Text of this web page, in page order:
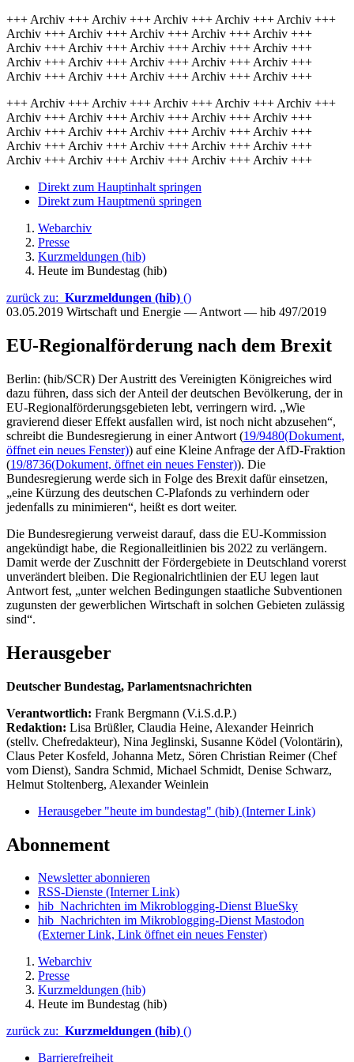
+++ Archiv +++ Archiv +++ Archiv +++ Archiv +++ Archiv +++
Archiv +++ Archiv +++ Archiv +++ Archiv +++ Archiv +++
Archiv +++ Archiv +++ Archiv +++ Archiv +++ Archiv +++
Archiv +++ Archiv +++ Archiv +++ Archiv +++ Archiv +++
Archiv +++ Archiv +++ Archiv +++ Archiv +++ Archiv +++
+++ Archiv +++ Archiv +++ Archiv +++ Archiv +++ Archiv +++
Archiv +++ Archiv +++ Archiv +++ Archiv +++ Archiv +++
Archiv +++ Archiv +++ Archiv +++ Archiv +++ Archiv +++
Archiv +++ Archiv +++ Archiv +++ Archiv +++ Archiv +++
Archiv +++ Archiv +++ Archiv +++ Archiv +++ Archiv +++
Direkt zum Hauptinhalt springen
Direkt zum Hauptmenü springen
Webarchiv
Presse
Kurzmeldungen (hib)
Heute im Bundestag (hib)
zurück zu: Kurzmeldungen (hib) ()
03.05.2019 Wirtschaft und Energie — Antwort — hib 497/2019
EU-Regionalförderung nach dem Brexit
Berlin: (hib/SCR) Der Austritt des Vereinigten Königreiches wird
dazu führen, dass sich der Anteil der deutschen Bevölkerung, der in
EU-Regionalförderungsgebieten lebt, verringern wird. „Wie
gravierend dieser Effekt ausfallen wird, ist noch nicht abzusehen“,
schreibt die Bundesregierung in einer Antwort (19/9480(Dokument,
öffnet ein neues Fenster)) auf eine Kleine Anfrage der AfD-Fraktion
(19/8736(Dokument, öffnet ein neues Fenster)). Die
Bundesregierung werde sich in Folge des Brexit dafür einsetzen,
„eine Kürzung des deutschen C-Plafonds zu verhindern oder
jedenfalls zu minimieren“, heißt es dort weiter.
Die Bundesregierung verweist darauf, dass die EU-Kommission
angekündigt habe, die Regionalleitlinien bis 2022 zu verlängern.
Damit werde der Zuschnitt der Fördergebiete in Deutschland vorerst
unverändert bleiben. Die Regionalrichtlinien der EU legen laut
Antwort fest, „unter welchen Bedingungen staatliche Subventionen
zugunsten der gewerblichen Wirtschaft in solchen Gebieten zulässig
sind“.
Herausgeber
Deutscher Bundestag, Parlamentsnachrichten
Verantwortlich: Frank Bergmann (V.i.S.d.P.)
Redaktion: Lisa Brüßler, Claudia Heine, Alexander Heinrich
(stellv. Chefredakteur), Nina Jeglinski, Susanne Ködel (Volontärin),
Claus Peter Kosfeld, Johanna Metz, Sören Christian Reimer (Chef
vom Dienst), Sandra Schmid, Michael Schmidt, Denise Schwarz,
Helmut Stoltenberg, Alexander Weinlein
Herausgeber "heute im bundestag" (hib) (Interner Link)
Abonnement
Newsletter abonnieren
RSS-Dienste (Interner Link)
hib_Nachrichten im Mikroblogging-Dienst BlueSky
hib_Nachrichten im Mikroblogging-Dienst Mastodon
(Externer Link, Link öffnet ein neues Fenster)
Webarchiv
Presse
Kurzmeldungen (hib)
Heute im Bundestag (hib)
zurück zu: Kurzmeldungen (hib) ()
Barrierefreiheit